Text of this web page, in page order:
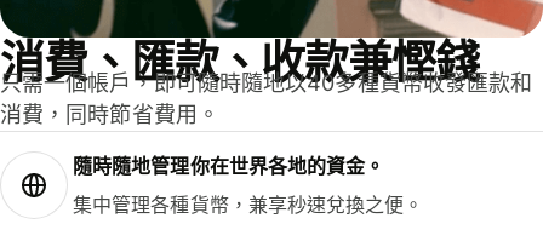
消費、匯款、收款兼慳錢
只需一個帳戶，即可隨時隨地以40多種貨幣收發匯款和
消費，同時節省費用。
隨時隨地管理你在世界各地的資金。
集中管理各種貨幣，兼享秒速兌換之便。